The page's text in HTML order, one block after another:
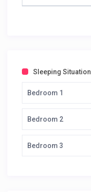
Sleeping Situation
Bedroom 1
Bedroom 2
Bedroom 3